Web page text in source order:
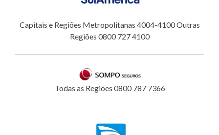
Capitais e Regiões Metropolitanas 4004-4100 Outras
Regiões 0800 727 4100
Todas as Regiões 0800 787 7366